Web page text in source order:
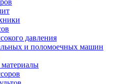
давления
и поломоечных машин